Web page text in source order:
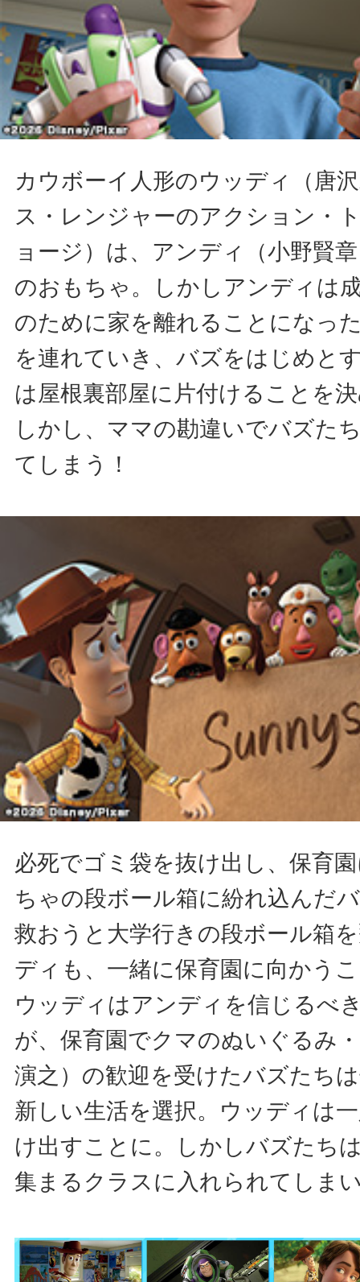
カウボーイ人形のウッディ（唐
ス・レンジャーのアクション・
ョージ）は、アンディ（小野賢
のおもちゃ。しかしアンディは
のために家を離れることになっ
を連れていき、バズをはじめと
は屋根裏部屋に片付けることを
しかし、ママの勘違いでバズた
てしまう！
必死でゴミ袋を抜け出し、保育
ちゃの段ボール箱に紛れ込んだ
救おうと大学行きの段ボール箱
ディも、一緒に保育園に向かう
ウッディはアンディを信じるべ
が、保育園でクマのぬいぐるみ
演之）の歓迎を受けたバズたち
新しい生活を選択。ウッディは
け出すことに。しかしバズたち
集まるクラスに入れられてしま